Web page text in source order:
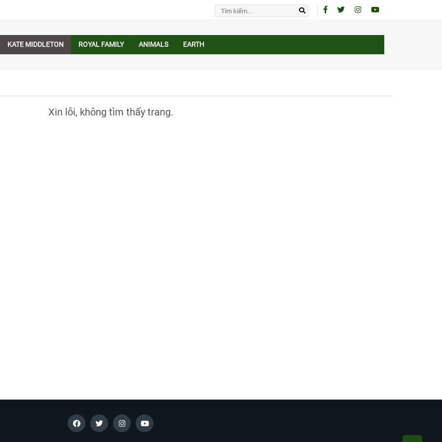
KATE MIDDLETON ROYAL FAMILY ANIMALS EARTH
Xin lỗi, không tìm thấy trang.